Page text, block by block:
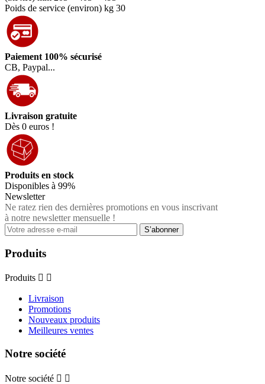
Poids de service (environ) kg 30
Paiement 100% sécurisé
CB, Paypal...
Livraison gratuite
Dès 0 euros !
Produits en stock
Disponibles à 99%
Newsletter
Ne ratez rien des dernières promotions en vous inscrivant
à notre newsletter mensuelle !
Produits
Produits  
Livraison
Promotions
Nouveaux produits
Meilleures ventes
Notre société
Notre société  